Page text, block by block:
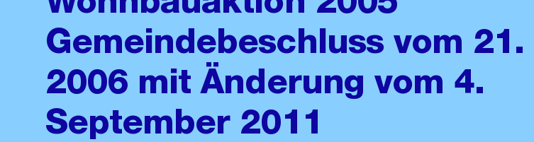
Gemeindebeschluss vom 21.
2006 mit Änderung vom 4.
September 2011